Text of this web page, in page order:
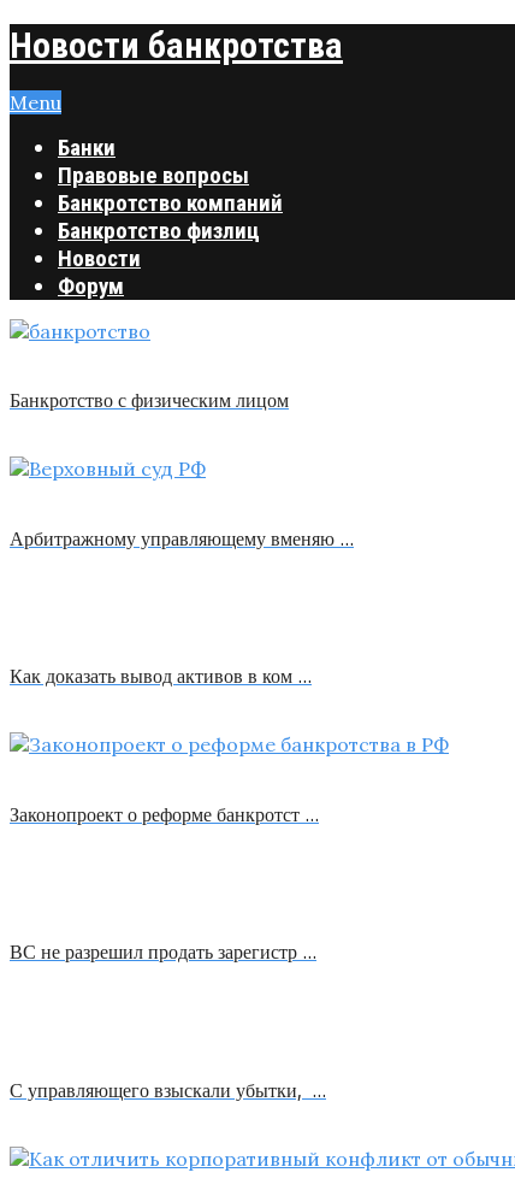
Новости банкротства
Menu
Банки
Правовые вопросы
Банкротство компаний
Банкротство физлиц
Новости
Форум
Банкротство с физическим лицом
Арбитражному управляющему вменяю …
Как доказать вывод активов в ком …
Законопроект о реформе банкротст …
ВС не разрешил продать зарегистр …
С управляющего взыскали убытки, …